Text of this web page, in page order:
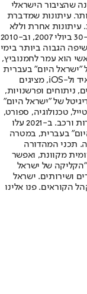
שהציבור הישראלי
עיתונות שמדברת
עיתונות אחרת וללא
תשלום. המהדורה המודפסת הראשונה פורסמה ב-30 ביולי 2007, וב-2010
הגבוה ביותר בימי
הוא עמר לחמנוביץ,
"ישראל היום" בעברית
ובאנגלית, כמו כן היישומונים (אפליקציות) לאנדרואיד ול-iOS, מציגים
ניתוחים ופרשנויות,
של "ישראל היום"
טכנולוגיה, ספורט,
כלכלה וצרכנות, בריאות, חיילים, אוכל, יהדות, תיירות ורכב. ב-2021 עלו
בעברית, במטרה
תכני המהדורה
מקוונת, ואפשר
"הקליקה של ישראל
ושירותים. ישראל
הקוראים. פנו אלינו